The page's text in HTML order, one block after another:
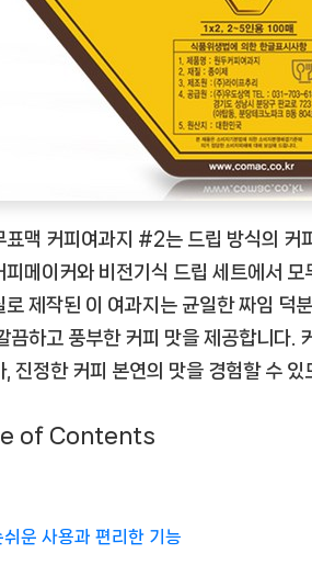
표맥 커피여과지 #2는 드립 방식의 커
피메이커와 비전기식 드립 세트에서 모
로 제작된 이 여과지는 균일한 짜임 덕
끔하고 풍부한 커피 맛을 제공합니다.
, 진정한 커피 본연의 맛을 경험할 수 있
of Contents
쉬운 사용과 편리한 기능